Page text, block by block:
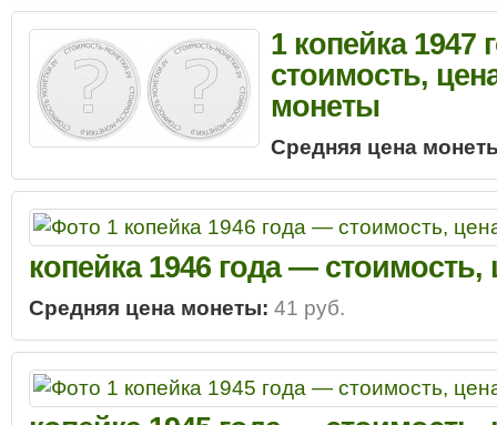
1 копейка 1947
стоимость,
монеты
Средняя цена
копейка 1946 года —
Средняя цена монеты: 41 руб.